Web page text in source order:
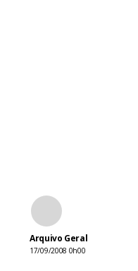
Arquivo Geral
17/09/2008 0h00